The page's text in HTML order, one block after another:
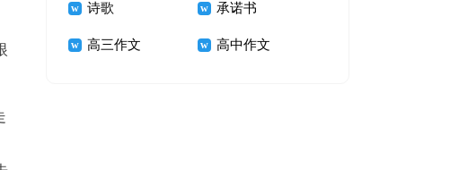
诗歌 承诺书
高三作文 高中作文